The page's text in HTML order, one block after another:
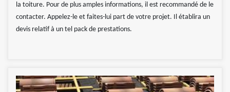
la toiture. Pour de plus amples informations, il est recommandé de le
contacter. Appelez-le et faites-lui part de votre projet. Il établira un
devis relatif à un tel pack de prestations.